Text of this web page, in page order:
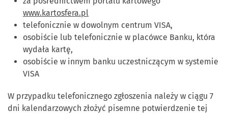
www.kartosfera.pl
telefonicznie w dowolnym centrum VISA,
osobiście lub telefonicznie w placówce Banku, która
wydała kartę,
osobiście w innym banku uczestniczącym w systemie
VISA
W przypadku telefonicznego zgłoszenia należy w ciągu 7
dni kalendarzowych złożyć pisemne potwierdzenie tej